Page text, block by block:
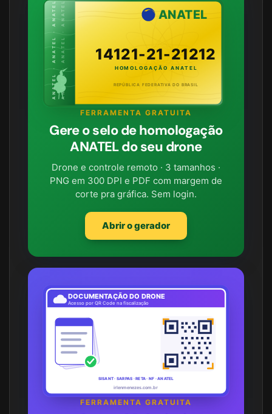
ANATEL · ANATEL · ANATELANATEL · ANATEL · ANATEL ANATEL
14121-21-21212
HOMOLOGAÇÃO ANATEL
REPÚBLICA FEDERATIVA DO BRASIL
FERRAMENTA GRATUITA
Gere o selo de homologação
ANATEL do seu drone
Drone e controle remoto · 3 tamanhos ·
PNG em 300 DPI e PDF com margem de
corte pra gráfica. Sem login.
Abrir o gerador
DOCUMENTAÇÃO DO DRONE
Acesso por QR Code na fiscalização
SISANT · SARPAS · RETA · NF · ANATEL
irlenmenezes.com.br
FERRAMENTA GRATUITA